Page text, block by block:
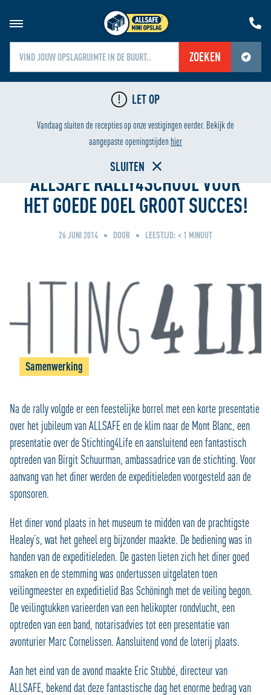
ZOEKEN
Jouw locatiediensten zijn uitgeschakeld.
Schakel jouw locatiediensten in om deze functie te gebruiken.
LET OP
Vandaag sluiten de recepties op onze vestigingen eerder. Bekijk de
aangepaste openingstijden hier
SLUITEN
LAAGSTE PRIJS
Home
ALLSAFE RALLY4SCHOOL VOOR
HET GOEDE DOEL GROOT SUCCES!
26 JUNI 2014 DOOR LEESTIJD: < 1 MINUUT
Samenwerking
Na de rally volgde er een feestelijke borrel met een korte presentatie
over het jubileum van ALLSAFE en de klim naar de Mont Blanc, een
presentatie over de Stichting4Life en aansluitend een fantastisch
optreden van Birgit Schuurman, ambassadrice van de stichting. Voor
aanvang van het diner werden de expeditieleden voorgesteld aan de
sponsoren.
Het diner vond plaats in het museum te midden van de prachtigste
Healey’s, wat het geheel erg bijzonder maakte. De bediening was in
handen van de expeditieleden. De gasten lieten zich het diner goed
smaken en de stemming was ondertussen uitgelaten toen
veilingmeester en expeditielid Bas Schöningh met de veiling begon.
De veilingtukken varieerden van een helikopter rondvlucht, een
optreden van een band, notarisadvies tot een presentatie van
avonturier Marc Cornelissen. Aansluitend vond de loterij plaats.
Aan het eind van de avond maakte Eric Stubbé, directeur van
ALLSAFE, bekend dat deze fantastische dag het enorme bedrag van